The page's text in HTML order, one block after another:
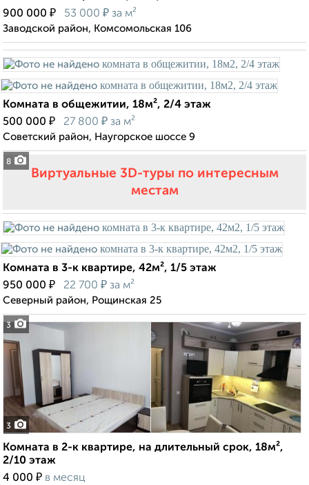
900 000 ₽ 53 000 ₽ за м²
Заводской район, Комсомольская 106
8
Комната в общежитии, 18м², 2/4 этаж
500 000 ₽ 27 800 ₽ за м²
Советский район, Наугорское шоссе 9
Виртуальные 3D-туры по интересным
местам
3
Комната в 3-к квартире, 42м², 1/5 этаж
950 000 ₽ 22 700 ₽ за м²
Северный район, Рощинская 25
3
Комната в 2-к квартире, на длительный срок, 18м²,
2/10 этаж
4 000 ₽ в месяц